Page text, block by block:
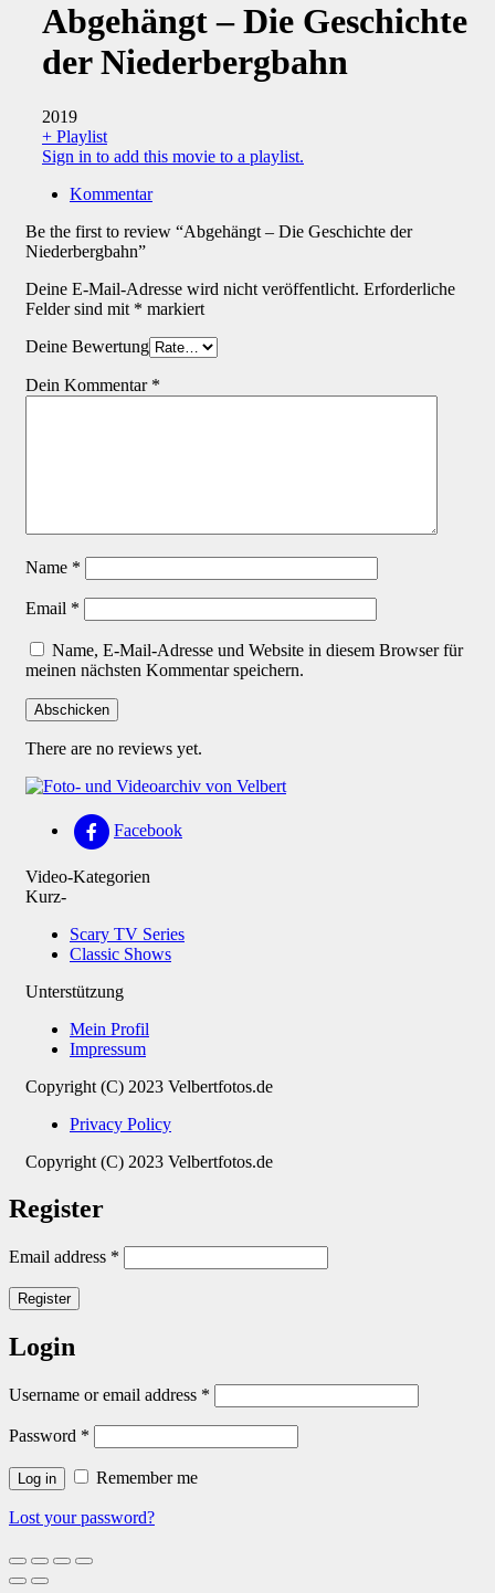
Abgehängt – Die Geschichte
der Niederbergbahn
2019
+ Playlist
Sign in to add this movie to a playlist.
Kommentar
Be the first to review “Abgehängt – Die Geschichte der
Niederbergbahn”
Deine E-Mail-Adresse wird nicht veröffentlicht. Erforderliche
Felder sind mit * markiert
Deine Bewertung
Dein Kommentar *
Name *
Email *
Name, E-Mail-Adresse und Website in diesem Browser für
meinen nächsten Kommentar speichern.
There are no reviews yet.
Facebook
Video-Kategorien
Kurz-
Scary TV Series
Classic Shows
Unterstützung
Mein Profil
Impressum
Copyright (C) 2023 Velbertfotos.de
Privacy Policy
Copyright (C) 2023 Velbertfotos.de
Register
Email address *
Register
Login
Username or email address *
Password *
Log in Remember me
Lost your password?